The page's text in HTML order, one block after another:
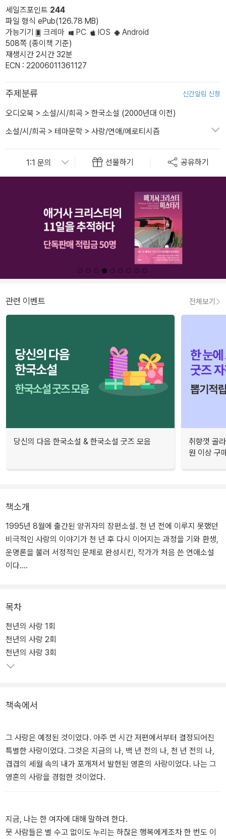
세일즈포인트 244
파일 형식 ePub(126.78 MB)
가능기기
크레마 PC IOS
Android
508쪽 (종이책 기준)
재생시간 2시간 32분
ECN : 22006011361127
주제분류 신간알림 신청
오디오북 > 소설/시/희곡 > 한국소설 (2000년대 이전)
소설/시/희곡 > 테마문학 > 사랑/연애/에로티시즘
선물하기 공유하기
관련 이벤트 전체보기
당신의 다음 한국소설 & 한국소설 굿즈 모음
취향껏 골
원 이상 구
책소개
1995년 8월에 출간된 양귀자의 장편소설. 천 년 전에 이루지 못했던
비극적인 사랑의 이야기가 천 년 후 다시 이어지는 과정을 기와 환생,
운명론을 불러 서정적인 문체로 완성시킨, 작가가 처음 쓴 연애소설
이다.
위에 올라 5개월 동안 한 번도 1위 자리를 내놓지 않았으며, 그 뒤로
많은 독자들의 사랑을 받았다. 뿐만 아니라 이후 이어지는 문화계의
'천년'과 '환생'의 열풍은 모두 소설 <천년의 사랑>이 일으킨 한 시대
의 문화코드였다.
오인희 (여/27세)
정적으로 일하지만, 내면에는 깊은 외로움을 간직하고 있다.
성하상 (남/27세)
고시공부 준비를 위해 노루봉 작은 암자로 향했다가, 전생을 보는 범
서선생을 만나 자신의 천년전 사랑을 보게된다. 큰 키의 깊은 눈, 오로
김진우 (남/20대 후반)
목차
천년의 사랑 1회
천년의 사랑 2회
천년의 사랑 3회
책속에서
그 사랑은 예정된 것이었다. 아주 먼 시간 저편에서부터 결정되어진
특별한 사랑이었다. 그것은 지금의 나, 백 년 전의 나, 천 년 전의 나,
겹겹의 세월 속의 내가 포개져서 발현된 영혼의 사랑이었다. 나는 그
영혼의 사랑을 경험한 것이었다.
지금, 나는 한 여자에 대해 말하려 한다.
뭇 사람들은 별 수고 없이도 누리는 하찮은 행복에게조차 한 번도 이